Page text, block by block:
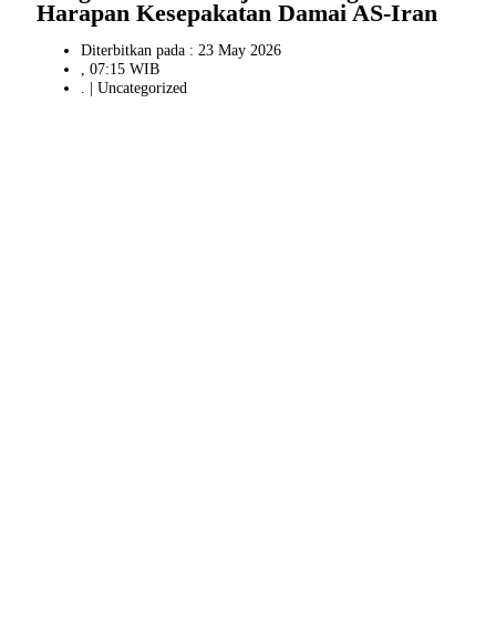
Harapan Kesepakatan Damai AS-Iran
Diterbitkan pada : 23 May 2026
, 07:15 WIB
. | Uncategorized